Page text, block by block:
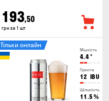
193,50
грн за 1 шт
Міцність
4.4°
Гіркота
12 IBU
Щільність
11.5 %
Тільки онлайн